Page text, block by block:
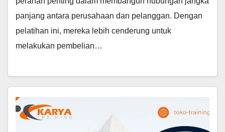
panjang antara perusahaan dan pelanggan. Dengan
pelatihan ini, mereka lebih cenderung untuk
melakukan pembelian…